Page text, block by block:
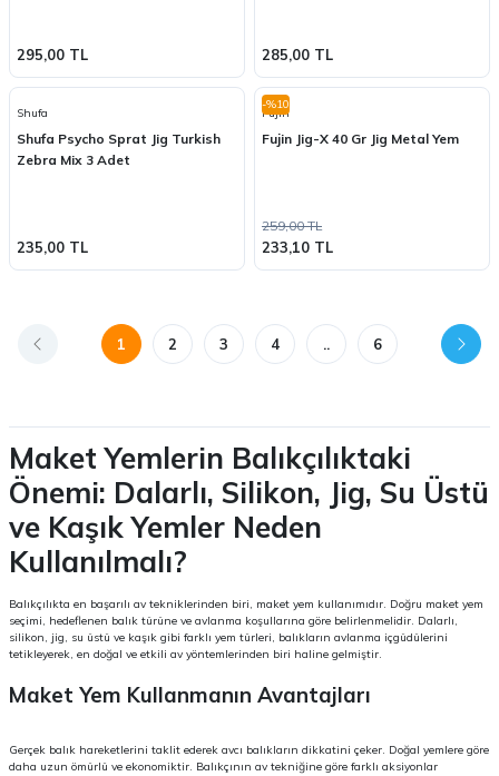
295,00 TL 285,00 TL
Shufa
Shufa Psycho Sprat Jig Turkish
Zebra Mix 3 Adet
235,00 TL
-%10
Fujin
Fujin Jig-X 40 Gr Jig Metal Yem
259,00 TL
233,10 TL
1 2 3 4 .. 6
Maket Yemlerin Balıkçılıktaki
Önemi: Dalarlı, Silikon, Jig, Su Üstü
ve Kaşık Yemler Neden
Kullanılmalı?
Balıkçılıkta en başarılı av tekniklerinden biri, maket yem kullanımıdır. Doğru maket yem
seçimi, hedeflenen balık türüne ve avlanma koşullarına göre belirlenmelidir. Dalarlı,
silikon, jig, su üstü ve kaşık gibi farklı yem türleri, balıkların avlanma içgüdülerini
tetikleyerek, en doğal ve etkili av yöntemlerinden biri haline gelmiştir.
Maket Yem Kullanmanın Avantajları
Gerçek balık hareketlerini taklit ederek avcı balıkların dikkatini çeker. Doğal yemlere göre
daha uzun ömürlü ve ekonomiktir. Balıkçının av tekniğine göre farklı aksiyonlar